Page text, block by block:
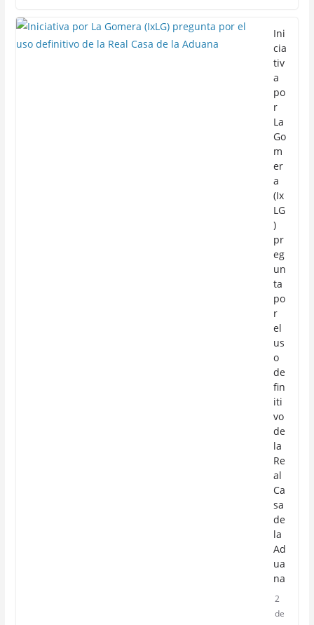
Ini
cia
tiv
a
po
r
La
Go
m
er
a
(Ix
LG
)
pr
eg
un
ta
po
r
el
us
o
de
fin
iti
vo
de
la
Re
al
Ca
sa
de
la
Ad
ua
na
2
de